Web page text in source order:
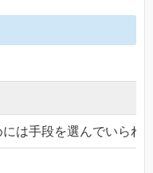
は手段を選んでいられ